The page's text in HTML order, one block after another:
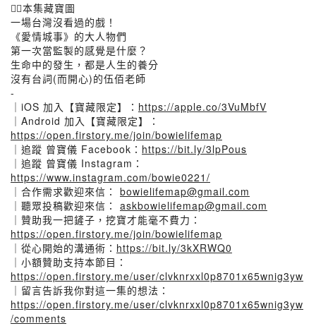
🏴‍☠️本集藏寶圖
一場台灣沒看過的戲！
《愛情城事》的大人物們
第一次當監製的感覺是什麼？
生命中的發生，都是人生的養分
沒有台詞(而開心)的伍佰老師
-
｜iOS 加入【寶藏限定】： https://apple.co/3VuMbfV
｜Android 加入【寶藏限定】：
https://open.firstory.me/join/bowielifemap
｜追蹤 曾寶儀 Facebook： https://bit.ly/3lpPous
｜追蹤 曾寶儀 Instagram：
https://www.instagram.com/bowie0221/
｜合作需求歡迎來信： bowielifemap@gmail.com
｜聽眾投稿歡迎來信： askbowielifemap@gmail.com
｜贊助我一把鏟子，挖寶才能毫不費力：
https://open.firstory.me/join/bowielifemap
｜從心開始的溝通術： https://bit.ly/3kXRWQ0
｜小額贊助支持本節目：
https://open.firstory.me/user/clvknrxxl0p8701x65wnig3yw
｜留言告訴我你對這一集的想法：
https://open.firstory.me/user/clvknrxxl0p8701x65wnig3yw
/comments